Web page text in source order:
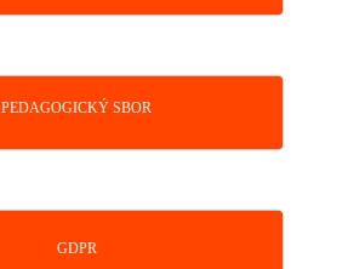
PEDAGOGICKÝ SBOR
GDPR